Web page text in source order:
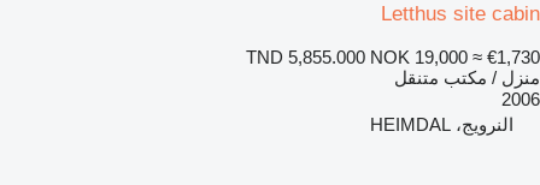
Letthus site cabin
TND 5,855.000 NOK 19,000 ≈ €1,730
منزل / مكتب متنقل
2006
النرويج، HEIMDAL